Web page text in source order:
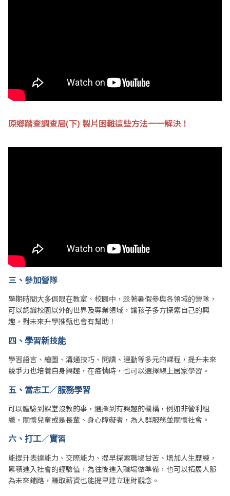
原鄉踏查調查局(下) 製片困難這些方法一一解決！
三、參加營隊
學期時間大多侷限在教室、校園中，趁著暑假參與各領域的營隊，
可以認識校園以外的世界及專業領域，讓孩子多方探索自己的興
趣，對未來升學推甄也會有幫助！
四、學習新技能
學習語言、繪圖、溝通技巧、閱讀、運動等多元的課程，提升未來
競爭力也培養自身興趣，在疫情時，也可以選擇線上居家學習。
五、當志工／服務學習
可以體驗到課堂沒教的事，選擇到有興趣的機構，例如非營利組
織，關懷兒童或是長輩、身心障礙者，為人群服務並關懷社會。
六、打工／實習
能提升表達能力、交際能力、提早探索職場甘苦、增加人生歷練，
累積進入社會的經驗值，為往後進入職場做準備，也可以拓展人脈
為未來鋪路，賺取薪資也能提早建立理財觀念。